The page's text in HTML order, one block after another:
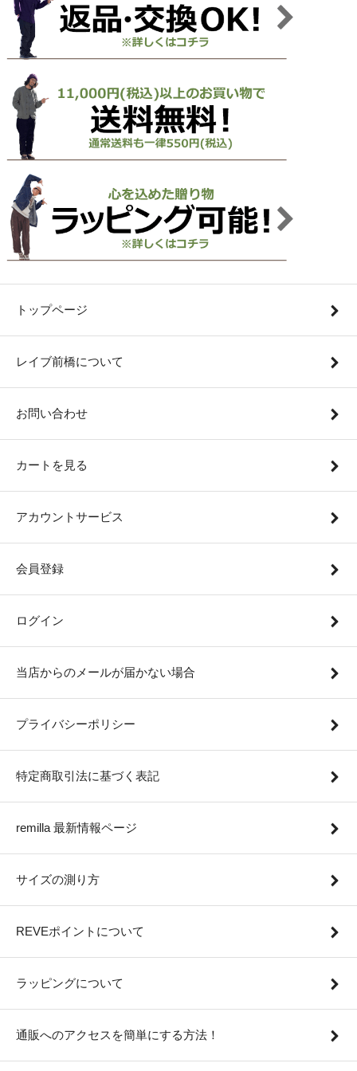
トップページ
レイブ前橋について
お問い合わせ
カートを見る
アカウントサービス
会員登録
ログイン
当店からのメールが届かない場合
プライバシーポリシー
特定商取引法に基づく表記
remilla 最新情報ページ
サイズの測り方
REVEポイントについて
ラッピングについて
通販へのアクセスを簡単にする方法！